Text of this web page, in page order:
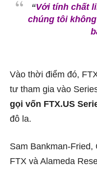
“Với tính chất
chúng tôi
Vào thời điểm đó,
tư tham gia vào
gọi vốn FTX.US
đô la.
Sam Bankman-Fried,
FTX và Alameda